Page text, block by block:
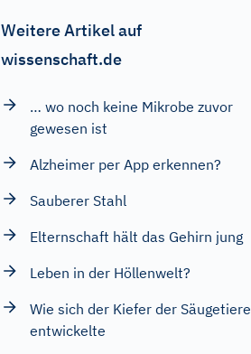
Weitere Artikel auf
wissenschaft.de
… wo noch keine Mikrobe zuvor
gewesen ist
Alzheimer per App erkennen?
Sauberer Stahl
Elternschaft hält das Gehirn jung
Leben in der Höllenwelt?
Wie sich der Kiefer der Säugetiere
entwickelte